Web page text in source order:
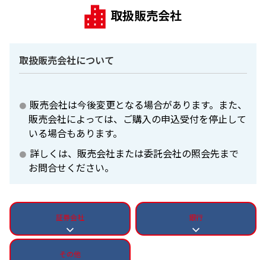
サステナビリティレポート等
取扱販売会社
取扱販売会社について
販売会社は今後変更となる場合があります。また、
販売会社によっては、ご購入の申込受付を停止して
いる場合もあります。
詳しくは、販売会社または委託会社の照会先まで
お問合せください。
証券会社 銀行
その他